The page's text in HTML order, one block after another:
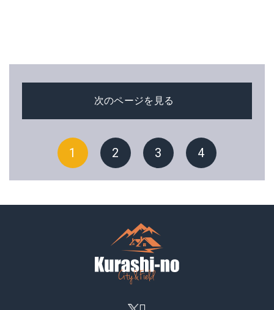
次のページを見る
1 2 3 4